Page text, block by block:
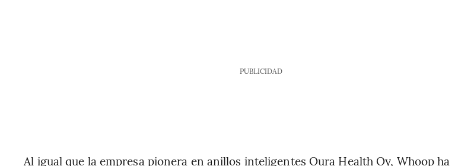
PUBLICIDAD
Al igual que la empresa pionera en anillos inteligentes Oura Health Oy, Whoop ha